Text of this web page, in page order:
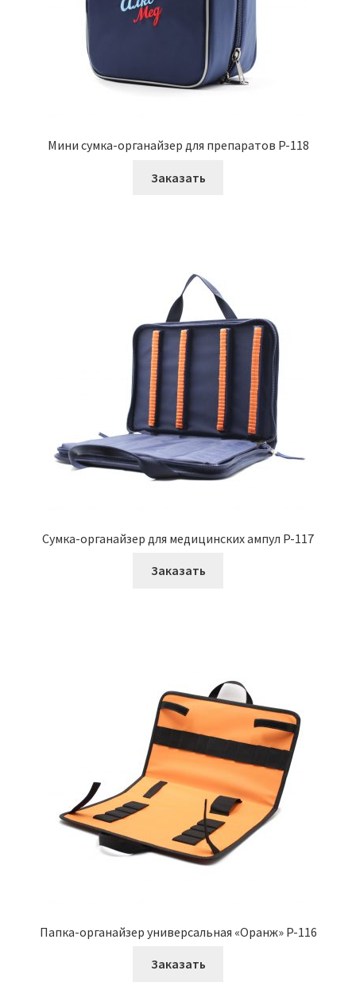
Мини сумка-органайзер для препаратов P-118
Заказать
Сумка-органайзер для медицинских ампул P-117
Заказать
Папка-органайзер универсальная «Оранж» P-116
Заказать